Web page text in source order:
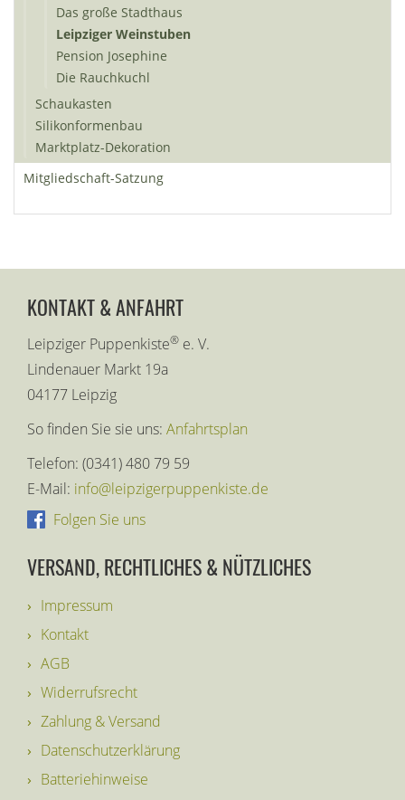
Das große Stadthaus
Leipziger Weinstuben
Pension Josephine
Die Rauchkuchl
Schaukasten
Silikonformenbau
Marktplatz-Dekoration
Mitgliedschaft-Satzung
KONTAKT & ANFAHRT
Leipziger Puppenkiste® e. V.
Lindenauer Markt 19a
04177 Leipzig
So finden Sie sie uns: Anfahrtsplan
Telefon: (0341) 480 79 59
E-Mail: info@leipzigerpuppenkiste.de
Folgen Sie uns
VERSAND, RECHTLICHES & NÜTZLICHES
Impressum
Kontakt
AGB
Widerrufsrecht
Zahlung & Versand
Datenschutzerklärung
Batteriehinweise